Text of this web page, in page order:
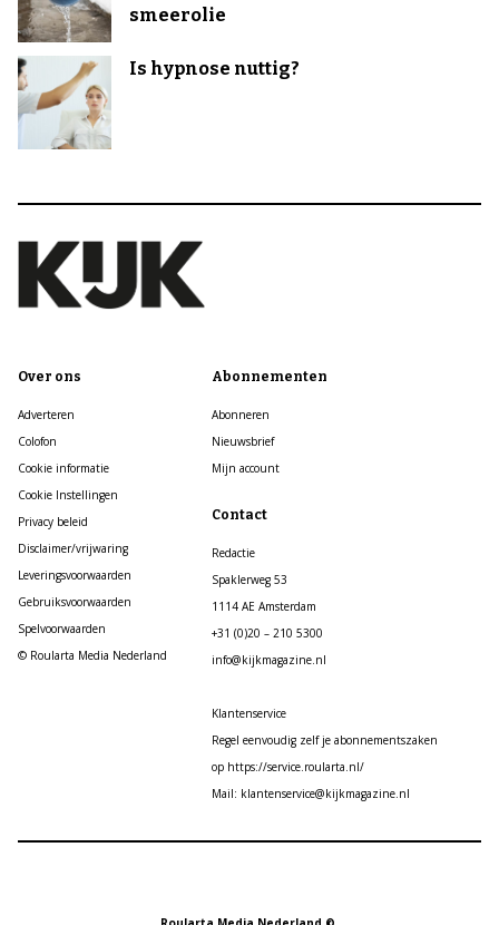
smeerolie
Is hypnose nuttig?
Over ons
Adverteren
Colofon
Cookie informatie
Cookie Instellingen
Privacy beleid
Disclaimer/vrijwaring
Leveringsvoorwaarden
Gebruiksvoorwaarden
Spelvoorwaarden
© Roularta Media Nederland
Abonnementen
Abonneren
Nieuwsbrief
Mijn account
Contact
Redactie
Spaklerweg 53
1114 AE Amsterdam
+31 (0)20 – 210 5300
info@kijkmagazine.nl
Klantenservice
Regel eenvoudig zelf je abonnementszaken
op https://service.roularta.nl/
Mail: klantenservice@kijkmagazine.nl